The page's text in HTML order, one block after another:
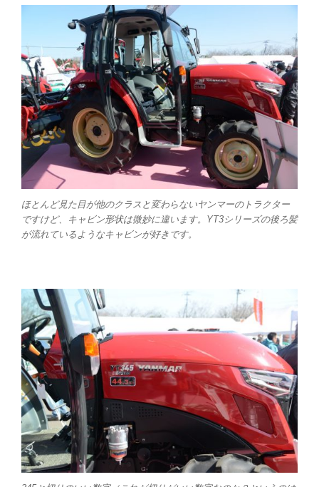
ほとんど見た目が他のクラスと変わらないヤンマーのトラクター
ですけど、キャビン形状は微妙に違います。YT3シリーズの後ろ髪
が流れているようなキャビンが好きです。